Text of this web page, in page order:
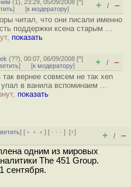
(1), 23:29, 05/09/2008 [^]
] [к модератору] + / –
читал, что они писали именно
поддержки ксена старым ...
показать
(??), 00:07, 06/09/2008 [^]
] [к модератору] + / –
так вернее совмсем не так xen
упал в ванила вспоминаем ...
показать
] [ ﹢﹢﹢] [ · · ·][↑]
+ / –
одним из мировых
The 451 Group.
сентября.